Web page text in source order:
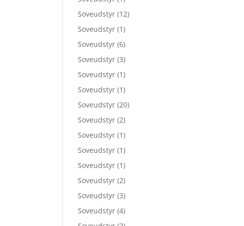
Soveudstyr (12)
Soveudstyr (1)
Soveudstyr (6)
Soveudstyr (3)
Soveudstyr (1)
Soveudstyr (1)
Soveudstyr (20)
Soveudstyr (2)
Soveudstyr (1)
Soveudstyr (1)
Soveudstyr (1)
Soveudstyr (2)
Soveudstyr (3)
Soveudstyr (4)